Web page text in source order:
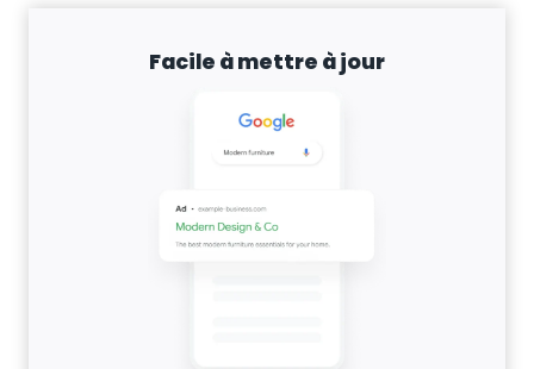
Facile à mettre à jour